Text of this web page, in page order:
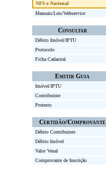
NFS-e Nacional
Manuais/Leis/Webservice
Consultar
Débito Imóvel/IPTU
Protocolo
Ficha Cadastral
Emitir Guia
Imóvel/IPTU
Contribuinte
Protesto
Certidão/Comprovante
Débito Contribuinte
Débito Imóvel
Valor Venal
Comprovante de Inscrição